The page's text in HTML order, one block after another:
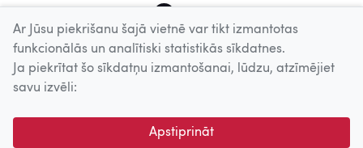
Uz augšu
© 2026 Nacionālais Kino centrs, Kultūras informācijas sistēmu
centrs. Sadarbības partneris: Latvijas Valsts
Ar Jūsu piekrišanu šajā vietnē var tikt izmantotas
funkcionālās un analītiski statistikās sīkdatnes.
Ja piekrītat šo sīkdatņu izmantošanai, lūdzu, atzīmējiet
savu izvēli:
Apstiprināt